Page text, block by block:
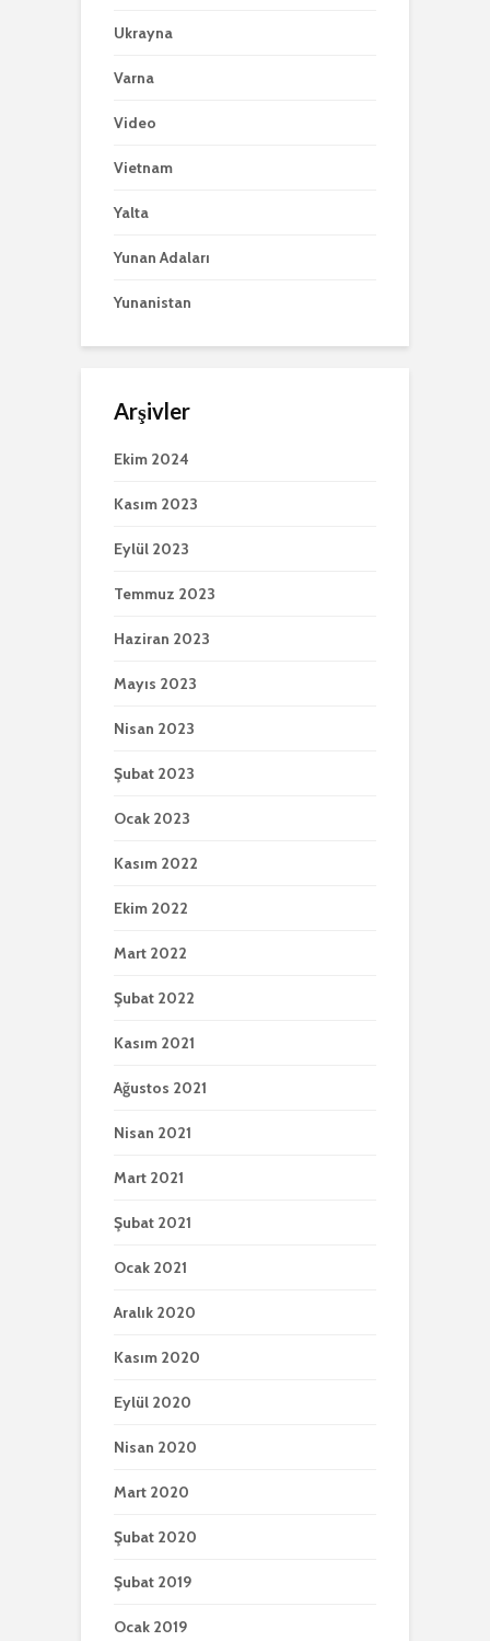
Ukrayna
Varna
Video
Vietnam
Yalta
Yunan Adaları
Yunanistan
Arşivler
Ekim 2024
Kasım 2023
Eylül 2023
Temmuz 2023
Haziran 2023
Mayıs 2023
Nisan 2023
Şubat 2023
Ocak 2023
Kasım 2022
Ekim 2022
Mart 2022
Şubat 2022
Kasım 2021
Ağustos 2021
Nisan 2021
Mart 2021
Şubat 2021
Ocak 2021
Aralık 2020
Kasım 2020
Eylül 2020
Nisan 2020
Mart 2020
Şubat 2020
Şubat 2019
Ocak 2019